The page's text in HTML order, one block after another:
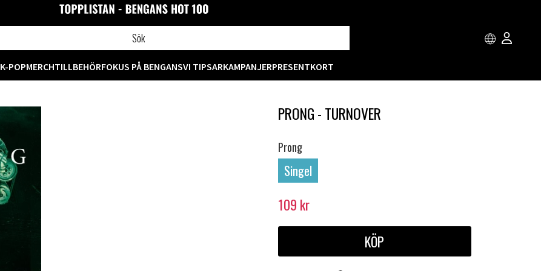
K-POPMERCHTILLBEHÖRFOKUS PÅ BENGANSVI TIPSARKAMPANJERPRESENTKORT
PRONG - TURNOVER
Prong
Singel
109 kr
KÖP